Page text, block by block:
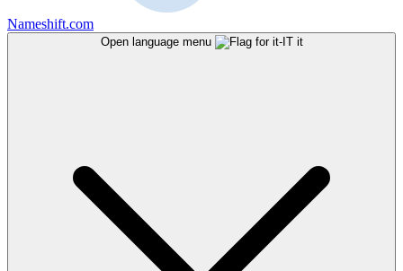
Nameshift.com
Open language menu it